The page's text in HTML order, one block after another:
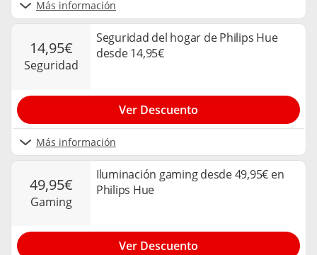
Más información
14,95€
seguridad
Seguridad del hogar de Philips Hue
desde 14,95€
Más información
Ver Descuento
49,95€
gaming
Iluminación gaming desde 49,95€ en
Philips Hue
Ver Descuento